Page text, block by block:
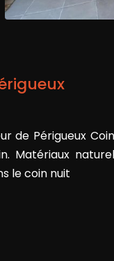
de Périgueux
Matériaux
le coin nuit